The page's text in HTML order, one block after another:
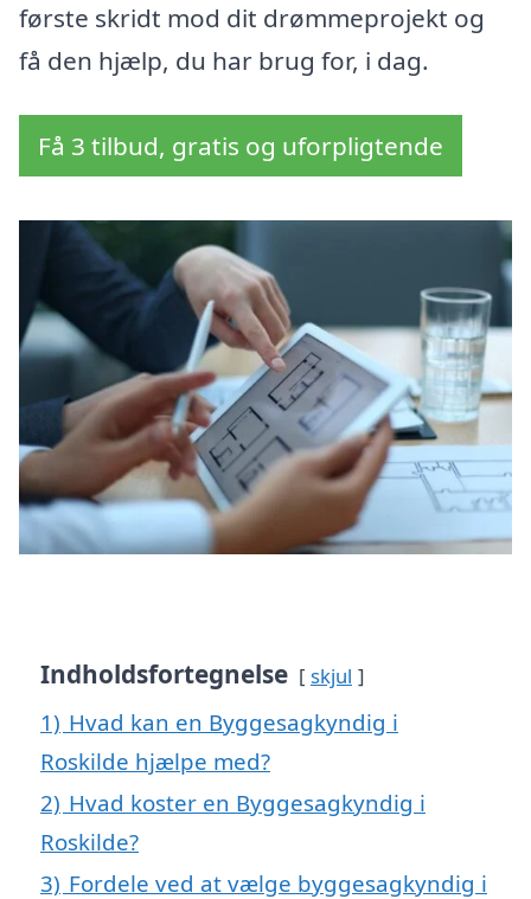
første skridt mod dit drømmeprojekt og
få den hjælp, du har brug for, i dag.
Få 3 tilbud, gratis og uforpligtende
Indholdsfortegnelse skjul
1) Hvad kan en Byggesagkyndig i
Roskilde hjælpe med?
2) Hvad koster en Byggesagkyndig i
Roskilde?
3) Fordele ved at vælge byggesagkyndig i